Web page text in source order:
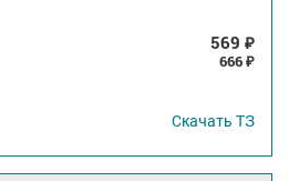
569 ₽
666 ₽
Скачать ТЗ